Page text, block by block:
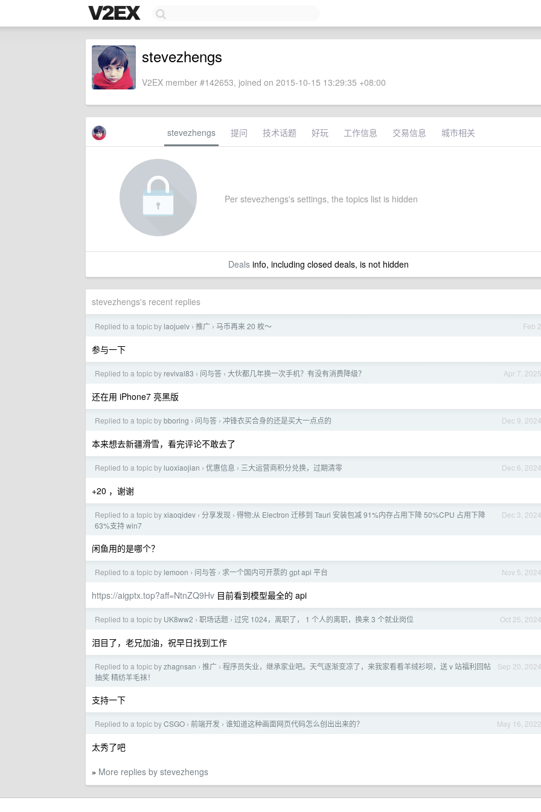
stevezhengs
V2EX member #142653, joined on 2015-10-15 13:29:35 +08:00
stevezhengs 提问 技术话题 好玩 工作信息 交易信息 城市相关
Per stevezhengs's settings, the topics list is hidden
Dealsinfo, including closed deals, is not hidden
stevezhengs's recent replies
Feb 2
Replied to a topic by laojuelv › 推广 › 马币再来 20 枚～
参与一下
Apr 7, 2025
Replied to a topic by revival83 › 问与答 › 大伙都几年换一次手机？有没有消费降级？
还在用 iPhone7 亮黑版
Dec 9, 2024
Replied to a topic bybboring › 问与答 › 冲锋衣买合身的还是买大一点点的
本来想去新疆滑雪，看完评论不敢去了
Dec 6, 2024
Replied to a topic by luoxiaojian › 优惠信息 › 三大运营商积分兑换，过期清零
+20 ，谢谢
Dec 3, 2024
Replied to a topic byxiaoqidev › 分享发现 › 得物:从 Electron 迁移到 Tauri 安装包减 91%内存占用下降 50%CPU 占用下降
63%支持 win7
闲鱼用的是哪个？
Nov 5, 2024
Replied to a topic by lemoon › 问与答 › 求一个国内可开票的 gpt api 平台
https://aigptx.top?aff=NtnZQ9Hv 目前看到模型最全的 api
Oct 25, 2024
Replied to a topic by UK8ww2 › 职场话题 › 过完 1024，离职了， 1 个人的离职，换来 3 个就业岗位
泪目了，老兄加油，祝早日找到工作
Sep 20, 2024
Replied to a topic byzhagnsan › 推广 › 程序员失业，继承家业吧。天气逐渐变凉了，来我家看看羊绒衫呗，送 v 站福利回帖
抽奖 精纺羊毛袜！
支持一下
May 16, 2022
Replied to a topic byCSGO › 前端开发 › 谁知道这种画面网页代码怎么创出出来的？
太秀了吧
» More replies by stevezhengs